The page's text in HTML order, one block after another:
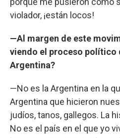
violador, ¡están locos!
—Al margen de este
viendo el proceso político
Argentina?
—No es la Argentina en la
Argentina que hicieron
judíos, tanos, gallegos. La
No es el país en el que yo